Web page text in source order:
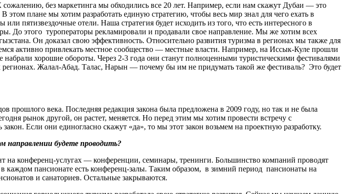
без маркетинга мы обходились все 20 лет. Например, если нам скажут Дубаи — это
плане мы хотим разработать единую стратегию, чтобы весь мир знал для чего ехать в
пятизвездочные отели. Наша стратегия будет исходить из того, что есть интересного в
До этого туроператоры рекламировали и продавали свое направление. Мы же хотим всех
Он доказал свою эффективность. Относительно развития туризма в регионах мы также для
активно привлекать местное сообщество — местные власти. Например, на Иссык-Куле прошли
хорошие обороты. Через 2-3 года они станут полноценными туристическими фестивалями
Жалал-Абад. Талас, Нарын — почему бы им не придумать такой же фестиваль? Это будет
прошлого века. Последняя редакция закона была предложена в 2009 году, но так и не была
рынок другой, он растет, меняется. Но перед этим мы хотим провести встречу с
Если они единогласно скажут «да», то мы этот закон возьмем на проектную разработку.
направлении будете проводить?
конференц-услугах — конференции, семинары, тренинги. Большинство компаний проводят
пансионате есть конференц-залы. Таким образом, в зимний период пансионаты на
и санаториев. Остальные закрываются.